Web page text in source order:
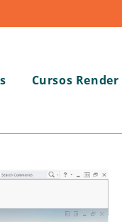
Cursos Render